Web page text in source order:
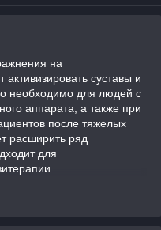
на
суставы и
необходимо для людей с
аппарата, а также при
после тяжелых
расширить ряд
для